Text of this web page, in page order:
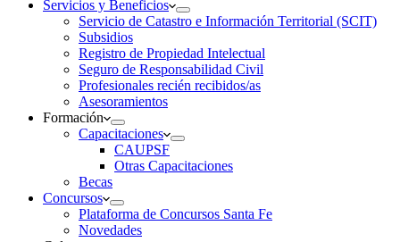
Servicios y Beneficios
Servicio de Catastro e Información Territorial (SCIT)
Subsidios
Registro de Propiedad Intelectual
Seguro de Responsabilidad Civil
Profesionales recién recibidos/as
Asesoramientos
Formación
Capacitaciones
CAUPSF
Otras Capacitaciones
Becas
Concursos
Plataforma de Concursos Santa Fe
Novedades